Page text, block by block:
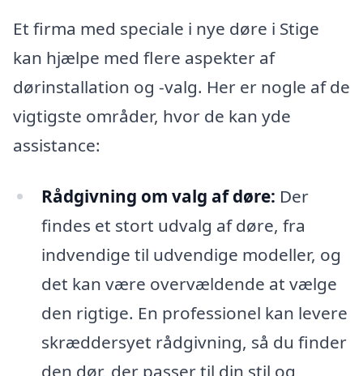
Et firma med speciale i nye døre i Stige
kan hjælpe med flere aspekter af
dørinstallation og -valg. Her er nogle af de
vigtigste områder, hvor de kan yde
assistance:
Rådgivning om valg af døre: Der
findes et stort udvalg af døre, fra
indvendige til udvendige modeller, og
det kan være overvældende at vælge
den rigtige. En professionel kan levere
skræddersyet rådgivning, så du finder
den dør, der passer til din stil og